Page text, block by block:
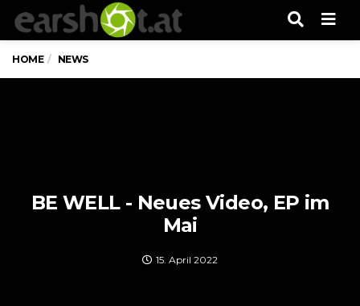
HOME NEWS
BE WELL - Neues Video, EP im
Mai
15. April 2022